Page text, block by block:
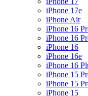
iPhone 17e
iPhone Air
iPhone 16
iPhone 16
iPhone 16
iPhone 16e
iPhone 16
iPhone 15
iPhone 15
iPhone 15